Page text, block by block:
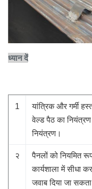
ध्यान दें
1
यांत्रिक और गर्मी
वेल्ड पैठ का नियंत्रण
नियंत्रण।
२
पैनलों को नियमित
कार्यशाला में सीधा
जवाब दिया जा